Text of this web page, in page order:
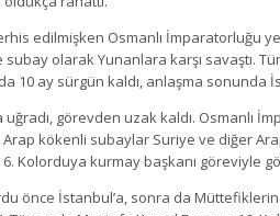
edilmişken Osmanlı İmparatorluğu
olarak Yunanlara karşı savaştı.
10 ay sürgün kaldı, anlaşma sonunda
uğradı, görevden uzak kaldı. Osmanlı
kökenli subaylar Suriye ve diğer
6. Kolorduya kurmay başkanı göreviyle
önce İstanbul’a, sonra da Müttefiklerin